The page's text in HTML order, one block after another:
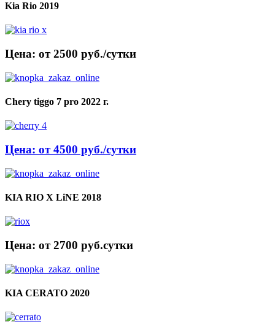
Kia Rio 2019
Цена: от 2500 руб./сутки
Chery tiggo 7 pro 2022 г.
Цена: от 4500 руб./сутки
KIA RIO X LiNE 2018
Цена: от 2700 руб.cутки
KIA CERATO 2020